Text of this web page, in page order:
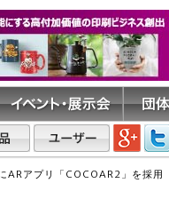
ARアプリ「COCOAR2」を採用